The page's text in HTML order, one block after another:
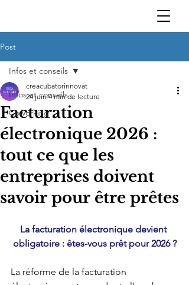
Post
Infos et conseils
Coworking
Infos et conseils
Facturation
électronique 2026 :
tout ce que les
entreprises doivent
savoir pour être prêtes
creacubatorinnovat
24 juin 4 min de lecture
La facturation électronique devient
obligatoire : êtes-vous prêt pour 2026 ?
La réforme de la facturation